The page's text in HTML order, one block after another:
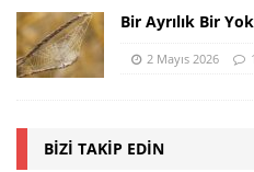
Bir Ayrılık Bir
2 Mayıs 2026 1
BIZI TAKIP EDIN